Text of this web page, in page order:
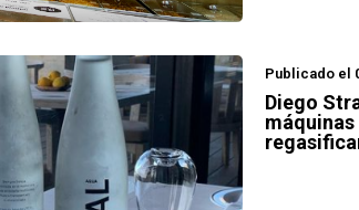
Publicado el
Diego